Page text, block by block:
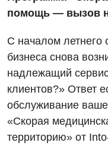
Мероприятия БПР
Интернатура
Диагностика
Ангиографические
помощь — вызов
С началом летнего
бизнеса снова
надлежащий
клиентов?» Ответ
обслуживание
«Скорая
территорию» от